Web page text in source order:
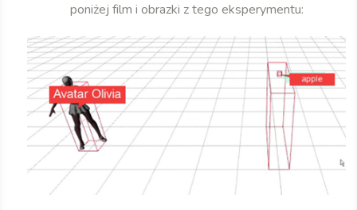
poniżej film i obrazki z tego eksperymentu: